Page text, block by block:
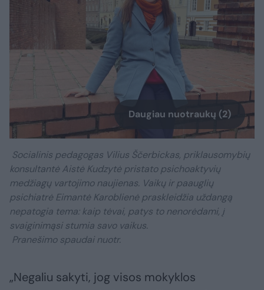
Daugiau nuotraukų (2)
Socialinis pedagogas Vilius Ščerbickas, priklausomybių
konsultantė Aistė Kudzytė pristato psichoaktyvių
medžiagų vartojimo naujienas. Vaikų ir paauglių
psichiatrė Eimantė Karoblienė praskleidžia uždangą
nepatogia tema: kaip tėvai, patys to nenorėdami, į
svaiginimąsi stumia savo vaikus.
Pranešimo spaudai nuotr.
„Negaliu sakyti, jog visos mokyklos